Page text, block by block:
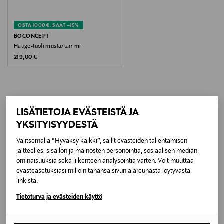
LISÄTIETOJA EVÄSTEISTÄ JA
YKSITYISYYDESTÄ
Valitsemalla “Hyväksy kaikki”, sallit evästeiden tallentamisen
laitteellesi sisällön ja mainosten personointia, sosiaalisen median
ominaisuuksia sekä liikenteen analysointia varten. Voit muuttaa
evästeasetuksiasi milloin tahansa sivun alareunasta löytyvästä
linkistä.
Tietoturva ja evästeiden käyttö
Koko
57 x 59 x 86 cm
Valmistusmaa
VP0023010174
Valmistaja
BoConcept A/S
Valmistajan osoite
Fabriksvej 4, DK-6870 Ølgod, Denmark
OSTA 1000€, SAAT –15%
BOCONCEPT
Hauge-tuoli musta/tammi
Original Price
219,00 €
LISÄÄ KIINNOSTAVIA
TUOTTEITA